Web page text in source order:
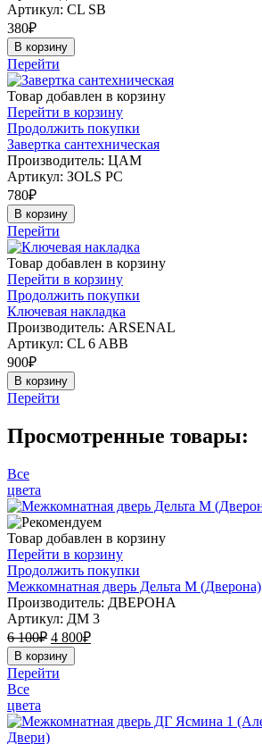
Артикул: CL SB
380₽
В корзину
Перейти
Товар добавлен в корзину
Перейти в корзину
Продолжить покупки
Завертка сантехническая
Производитель: ЦАМ
Артикул: ЗOLS PC
780₽
В корзину
Перейти
Товар добавлен в корзину
Перейти в корзину
Продолжить покупки
Ключевая накладка
Производитель: ARSENAL
Артикул: CL 6 ABB
900₽
В корзину
Перейти
Просмотренные товары:
Все
цвета
Товар добавлен в корзину
Перейти в корзину
Продолжить покупки
Межкомнатная дверь Дельта М (Дверона)
Производитель: ДВЕРОНА
Артикул: ДМ 3
6 100₽ 4 800₽
В корзину
Перейти
Все
цвета